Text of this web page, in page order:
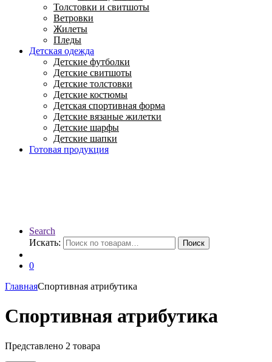
Толстовки и свитшоты
Ветровки
Жилеты
Пледы
Детская одежда
Детские футболки
Детские свитшоты
Детские толстовки
Детские костюмы
Детская спортивная форма
Детские вязаные жилетки
Детские шарфы
Детские шапки
Готовая продукция
Search
Искать:
Поиск
0
ГлавнаяСпортивная атрибутика
Спортивная атрибутика
Представлено 2 товара